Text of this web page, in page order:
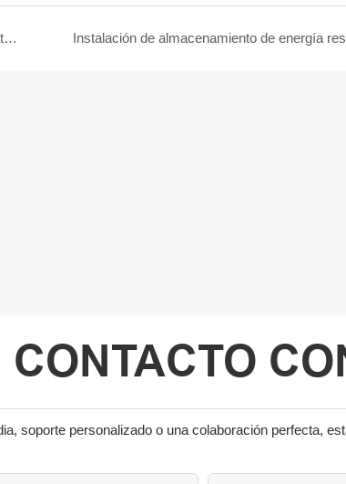
Resultados reales de almacenamiento de energía: baterías de litio LEMAX de 15 kWh con inversores Deye
CONTACTO
soporte personalizado o una colaboración perfecta,